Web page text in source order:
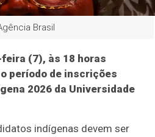
Brasil
(7), às 18 horas
período de inscrições
2026 da Universidade
indígenas devem ser